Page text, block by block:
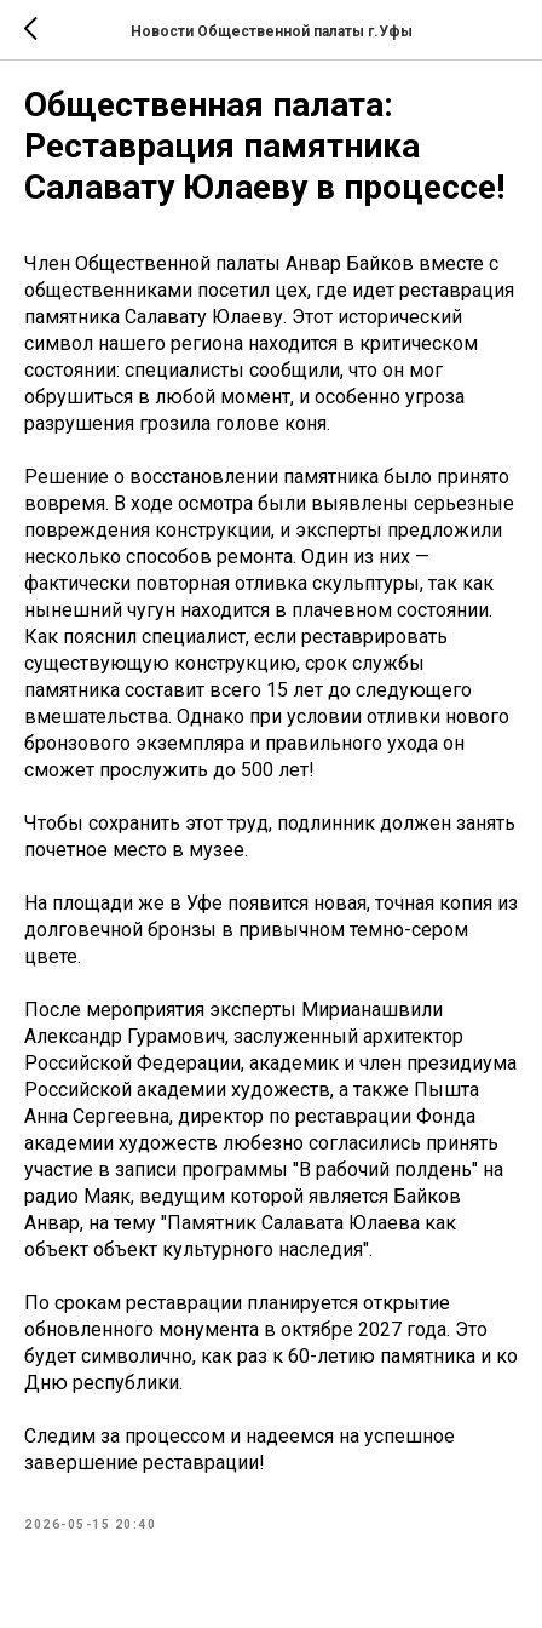
Новости Общественной палаты г.Уфы
Общественная палата:
Реставрация памятника
Салавату Юлаеву в процессе!
Член Общественной палаты Анвар Байков вместе с
общественниками посетил цех, где идет реставрация
памятника Салавату Юлаеву. Этот исторический
символ нашего региона находится в критическом
состоянии: специалисты сообщили, что он мог
обрушиться в любой момент, и особенно угроза
разрушения грозила голове коня.
Решение о восстановлении памятника было принято
вовремя. В ходе осмотра были выявлены серьезные
повреждения конструкции, и эксперты предложили
несколько способов ремонта. Один из них —
фактически повторная отливка скульптуры, так как
нынешний чугун находится в плачевном состоянии.
Как пояснил специалист, если реставрировать
существующую конструкцию, срок службы
памятника составит всего 15 лет до следующего
вмешательства. Однако при условии отливки нового
бронзового экземпляра и правильного ухода он
сможет прослужить до 500 лет!
Чтобы сохранить этот труд, подлинник должен занять
почетное место в музее.
На площади же в Уфе появится новая, точная копия из
долговечной бронзы в привычном темно-сером
цвете.
После мероприятия эксперты Мирианашвили
Александр Гурамович, заслуженный архитектор
Российской Федерации, академик и член президиума
Российской академии художеств, а также Пышта
Анна Сергеевна, директор по реставрации Фонда
академии художеств любезно согласились принять
участие в записи программы "В рабочий полдень" на
радио Маяк, ведущим которой является Байков
Анвар, на тему "Памятник Салавата Юлаева как
объект объект культурного наследия".
По срокам реставрации планируется открытие
обновленного монумента в октябре 2027 года. Это
будет символично, как раз к 60-летию памятника и ко
Дню республики.
Следим за процессом и надеемся на успешное
завершение реставрации!
2026-05-15 20:40